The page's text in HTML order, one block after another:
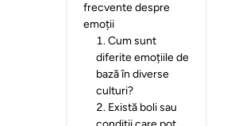
frecvente despre
emoții
1.Cum sunt
diferite emoțiile de
bază în diverse
culturi?
2. Există boli sau